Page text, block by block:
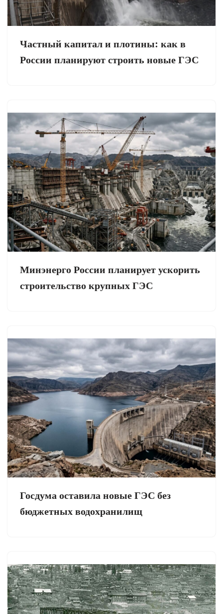
Частный капитал и плотины: как в
России планируют строить новые ГЭС
Минэнерго России планирует ускорить
строительство крупных ГЭС
Госдума оставила новые ГЭС без
бюджетных водохранилищ